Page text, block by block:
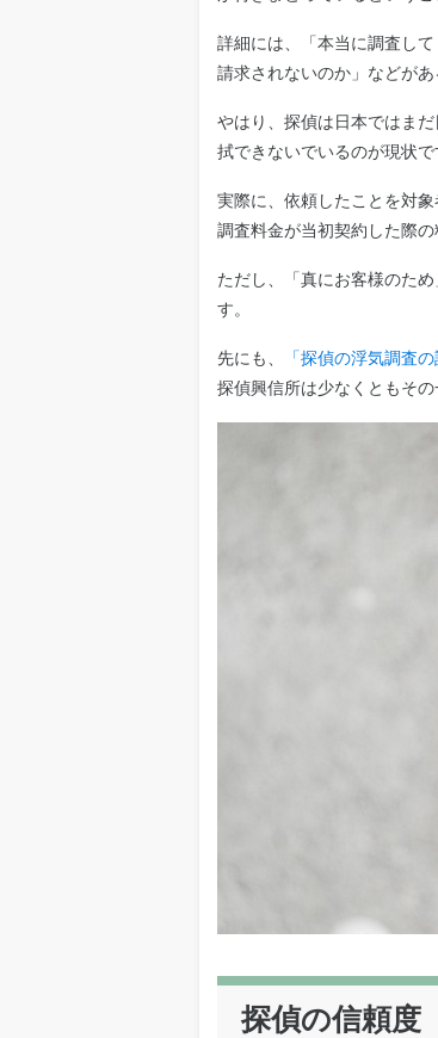
詳細には、「本当に調査し
請求されないのか」などがあ
やはり、探偵は日本ではま
拭できないでいるのが現状で
実際に、依頼したことを対
調査料金が当初契約した際の
ただし、「真にお客様のた
す。
先にも、 「探偵の浮気調査の
探偵興信所は少なくともそ
探偵の信頼度